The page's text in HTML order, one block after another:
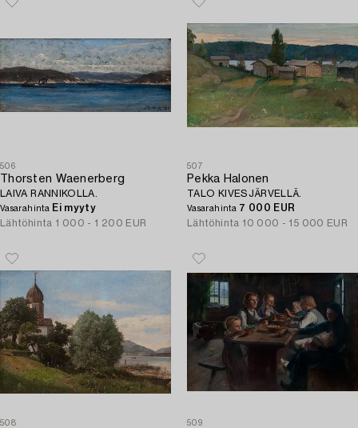
506
Thorsten Waenerberg
LAIVA RANNIKOLLA.
Vasarahinta Ei myyty
Lähtöhinta 1 000 - 1 200 EUR
507
Pekka Halonen
TALO KIVESJÄRVELLÄ.
Vasarahinta 7 000 EUR
Lähtöhinta 10 000 - 15 000 EUR
508 509